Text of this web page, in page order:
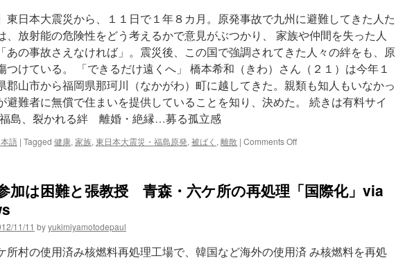
子
供
の
未
来
を
考
え
東日本大震災から、１１日で１年８カ月。原発事故で九州に避難してきた人た
、放射能の危険性をどう考えるかで意見がぶつかり、 家族や仲間を失った人
あの事故さえなければ」。震災後、この国で強調されてきた人々の絆をも、原
つけている。 「できるだけ遠くへ」 橋本希和（きわ）さん（２１）は今年１
郡山市から福岡県那珂川（なかがわ）町に越してきた。親類も知人もいなかっ
避難者に無償で住まいを提供していることを知り、決めた。 続きは有料サイ
福島、裂かれる絆 離婚・絶縁…募る孤立感
語 | Tagged 健康, 家族, 東日本大震災・福島原発, 被ばく , 離散 | Comments Offon
福
る
加は困難と張教授 青森・六ケ所の再処理「国際化」via
11/11 byyukimiyamotodepaul
所村の使用済み核燃料再処理工場で、韓国など海外の使用済 み核燃料を再処